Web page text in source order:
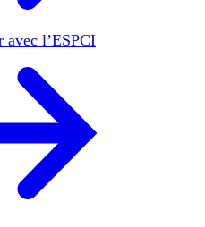
avec l’ESPCI